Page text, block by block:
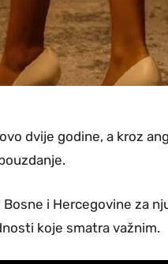
dvije godine, a kroz
i Hercegovine za
koje smatra važnim.